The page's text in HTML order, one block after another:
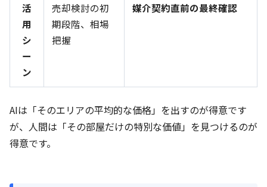
活
用
シ
ー
ン
売却検討の初
期段階、相場
把握
媒介契約直前の最終確認
AIは「そのエリアの平均的な価格」を出すのが得意です
が、人間は「その部屋だけの特別な価値」を見つけるのが
得意です。